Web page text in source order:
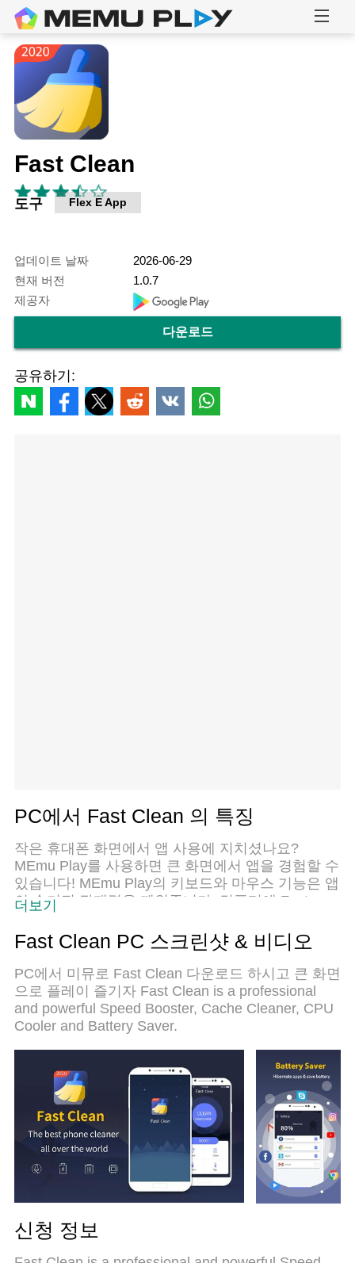
Fast Clean
도구 Flex E App
업데이트 날짜
2026-06-29
현재 버전
1.0.7
제공자
다운로드
공유하기:
PC에서 Fast Clean 의 특징
작은 휴대폰 화면에서 앱 사용에 지치셨나요?
MEmu Play를 사용하면 큰 화면에서 앱을 경험할 수
있습니다! MEmu Play의 키보드와 마우스 기능은 앱
의 숨겨진 잠재력을 깨워줍니다. 컴퓨터에 Fast
나 과열 걱정 없이 좋아하는 앱을 즐길 수 있습니다.
MEmu Play를 사용하면 컴퓨터에서 앱을 쉽게 사용
할 수 있으며, 언제나 고품질 경험을 보장합니다!
더보기
Fast Clean PC 스크린샷 & 비디오
PC에서 미뮤로 Fast Clean 다운로드 하시고 큰 화면
으로 플레이 즐기자 Fast Clean is a professional
and powerful Speed Booster, Cache Cleaner, CPU
Cooler and Battery Saver.
신청 정보